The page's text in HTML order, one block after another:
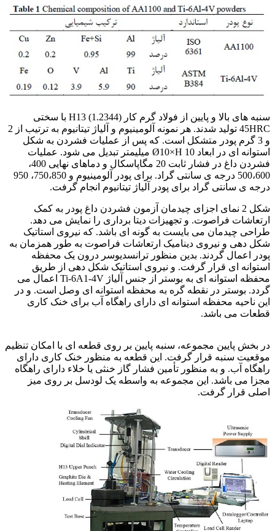
سنبه های بالا و پایین از فولاد گرم کار H13 (1.2344) با سختی
45HRC تولید شدند. هر نمونه آلومینیوم و آلیاژ تیتانیوم به ترتیب از 2
و 3 گرم پودر متشکل است. که پس از عملیات فشردن به شکل
استوانه ای در ابعاد Ø10×H 10 میلیمتر تبدیل می شود. عملیات
فشردن داغ در فشار ثابت 20 مگاپاسکال و دماهای نهایی 400،
500،600 درجه ی سانتی گراد. برای پودر آلومینیوم و 750،850، 950
درجه ی سانتی گراد برای پودر آلیاژ تیتانیوم انجام گرفت.
شکل 2 نمای اجزای چیدمان آزمون فشردن داغ پودر به کمک
ارتعاشات فراصوت. و تجهیزات دیتا برداری را نمایش می دهد.
طراحی چیدمان می بایست به گونه ای باشد. که نیروی استاتیک
شکل دهی و نیروی دینامیک ارتعاشات فراصوت به طور همزمان به
پودر اعمال گردند. بدین منظور ترانسدیوسر درون یک محفظه
استوانه ای قرار گرفت. و نیروی استاتیک شکل دهی از طریق
محفظه استوانه ای به بوستر از جنس آلیاژ Ti-6A1-4V اعمال می
گردد. بوستر در نقطه گره به محفظه استوانه ای وصل است. و در
این ناحیه محفظه استوانه ای دارای راهگاه آب برای خنک کاری
قطعات می باشد.
در بخش پایین مجموعه، سنبه پایین بر روی قطعه ای با امکان تنظیم
موقعیت سنبه قرار گرفت. این قطعه به منظور خنک کاری دارای
راهگاه آب. و به منظور تأمین فشار گاز خنثی یا خلاء دارای راهگاه
مجزا می باشد. این مجموعه به واسطه یک لودسل بر روی میز
اصلی قرار گرفت.